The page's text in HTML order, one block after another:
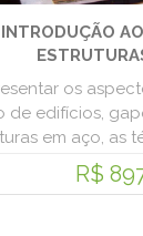
INTRODUÇÃO
os
de edifícios,
em aço, as
R$